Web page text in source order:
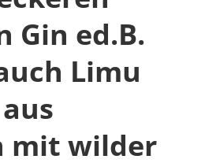
Gin ed.B.
Limu
mit wilder